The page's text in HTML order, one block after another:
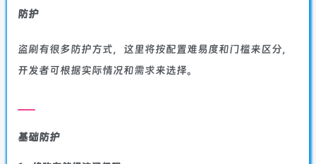
防护
盗刷有很多防护方式，这里将按配置难易度和门槛来区分，
开发者可根据实际情况和需求来选择。
基础防护